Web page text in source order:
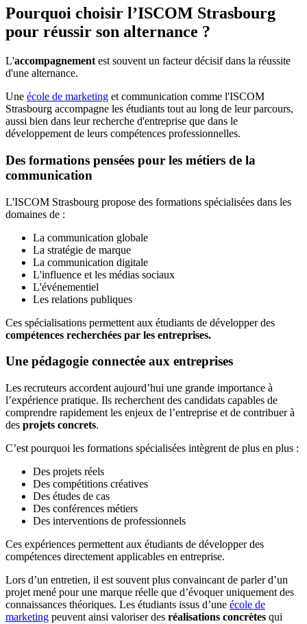
Pourquoi choisir l’ISCOM Strasbourg
pour réussir son alternance ?
L'accompagnement est souvent un facteur décisif dans la réussite
d'une alternance.
Une école de marketing et communication comme l'ISCOM
Strasbourg accompagne les étudiants tout au long de leur parcours,
aussi bien dans leur recherche d'entreprise que dans le
développement de leurs compétences professionnelles.
Des formations pensées pour les métiers de la
communication
L'ISCOM Strasbourg propose des formations spécialisées dans les
domaines de :
La communication globale
La stratégie de marque
La communication digitale
L'influence et les médias sociaux
L'événementiel
Les relations publiques
Ces spécialisations permettent aux étudiants de développer des
compétences recherchées par les entreprises.
Une pédagogie connectée aux entreprises
Les recruteurs accordent aujourd’hui une grande importance à
l’expérience pratique. Ils recherchent des candidats capables de
comprendre rapidement les enjeux de l’entreprise et de contribuer à
des projets concrets.
C’est pourquoi les formations spécialisées intègrent de plus en plus :
Des projets réels
Des compétitions créatives
Des études de cas
Des conférences métiers
Des interventions de professionnels
Ces expériences permettent aux étudiants de développer des
compétences directement applicables en entreprise.
Lors d’un entretien, il est souvent plus convaincant de parler d’un
projet mené pour une marque réelle que d’évoquer uniquement des
connaissances théoriques. Les étudiants issus d’une école de
marketing peuvent ainsi valoriser des réalisations concrètes qui